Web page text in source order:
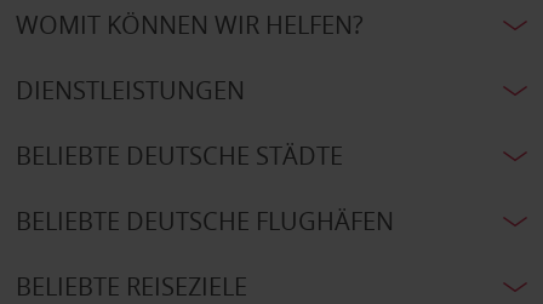
WOMIT KÖNNEN WIR HELFEN?
DIENSTLEISTUNGEN
BELIEBTE DEUTSCHE STÄDTE
BELIEBTE DEUTSCHE FLUGHÄFEN
BELIEBTE REISEZIELE